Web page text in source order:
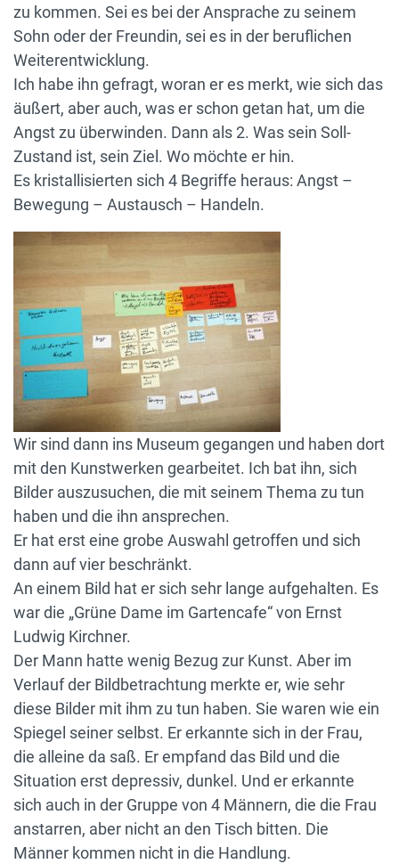
zu kommen. Sei es bei der Ansprache zu seinem
Sohn oder der Freundin, sei es in der beruflichen
Weiterentwicklung.
Ich habe ihn gefragt, woran er es merkt, wie sich das
äußert, aber auch, was er schon getan hat, um die
Angst zu überwinden. Dann als 2. Was sein Soll-
Zustand ist, sein Ziel. Wo möchte er hin.
Es kristallisierten sich 4 Begriffe heraus: Angst –
Bewegung – Austausch – Handeln.
Wir sind dann ins Museum gegangen und haben dort
mit den Kunstwerken gearbeitet. Ich bat ihn, sich
Bilder auszusuchen, die mit seinem Thema zu tun
haben und die ihn ansprechen.
Er hat erst eine grobe Auswahl getroffen und sich
dann auf vier beschränkt.
An einem Bild hat er sich sehr lange aufgehalten. Es
war die „Grüne Dame im Gartencafe“ von Ernst
Ludwig Kirchner.
Der Mann hatte wenig Bezug zur Kunst. Aber im
Verlauf der Bildbetrachtung merkte er, wie sehr
diese Bilder mit ihm zu tun haben. Sie waren wie ein
Spiegel seiner selbst. Er erkannte sich in der Frau,
die alleine da saß. Er empfand das Bild und die
Situation erst depressiv, dunkel. Und er erkannte
sich auch in der Gruppe von 4 Männern, die die Frau
anstarren, aber nicht an den Tisch bitten. Die
Männer kommen nicht in die Handlung.